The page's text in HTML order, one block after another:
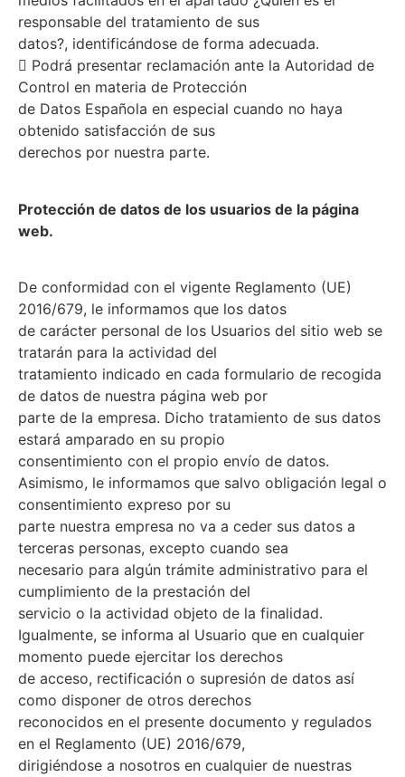
responsable del tratamiento de sus
datos?, identificándose de forma adecuada.
 Podrá presentar reclamación ante la Autoridad de
Control en materia de Protección
de Datos Española en especial cuando no haya
obtenido satisfacción de sus
derechos por nuestra parte.
Protección de datos de los usuarios de la página
web.
De conformidad con el vigente Reglamento (UE)
2016/679, le informamos que los datos
de carácter personal de los Usuarios del sitio web se
tratarán para la actividad del
tratamiento indicado en cada formulario de recogida
de datos de nuestra página web por
parte de la empresa. Dicho tratamiento de sus datos
estará amparado en su propio
consentimiento con el propio envío de datos.
Asimismo, le informamos que salvo obligación legal o
consentimiento expreso por su
parte nuestra empresa no va a ceder sus datos a
terceras personas, excepto cuando sea
necesario para algún trámite administrativo para el
cumplimiento de la prestación del
servicio o la actividad objeto de la finalidad.
Igualmente, se informa al Usuario que en cualquier
momento puede ejercitar los derechos
de acceso, rectificación o supresión de datos así
como disponer de otros derechos
reconocidos en el presente documento y regulados
en el Reglamento (UE) 2016/679,
dirigiéndose a nosotros en cualquier de nuestras